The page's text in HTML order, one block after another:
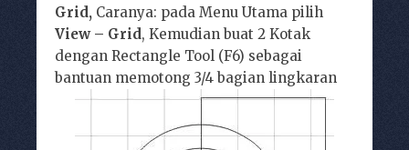
Grid, Caranya: pada Menu Utama pilih
View – Grid, Kemudian buat 2 Kotak
dengan Rectangle Tool (F6) sebagai
bantuan memotong 3/4 bagian lingkaran